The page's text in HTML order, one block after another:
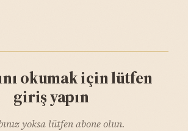
okumak için lütfen
giriş yapın
yoksa lütfen abone olun.